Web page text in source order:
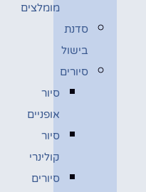
מומלצים
סדנת
בישול
סיורים
סיור
אופניים
סיור
קולינרי
סיורים